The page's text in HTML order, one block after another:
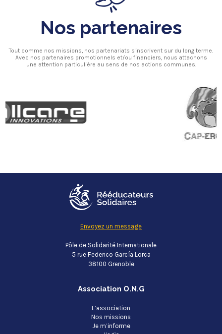
Nos partenaires
Tout comme nos missions, nos partenariats s'inscrivent sur du long terme.
Avec nos partenaires promotionnels et/ou financiers, nous attachons
une attention particulière au sens de nos actions communes.
Envoyez un message
Pôle de Solidarité Internationale
5 rue Federico García Lorca
38100 Grenoble
Association O.N.G
L’association
Nos missions
Je m’informe